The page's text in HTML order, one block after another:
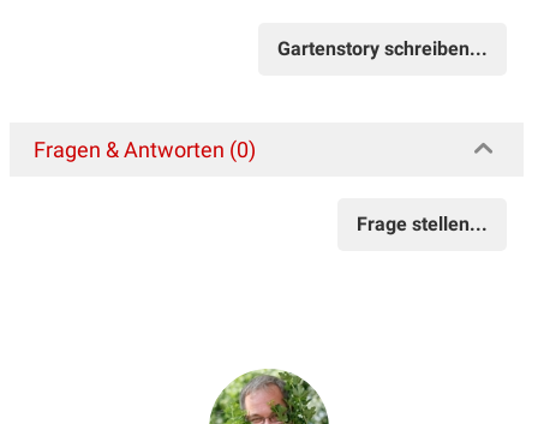
Gartenstory schreiben...
Fragen & Antworten (0)
Frage stellen...